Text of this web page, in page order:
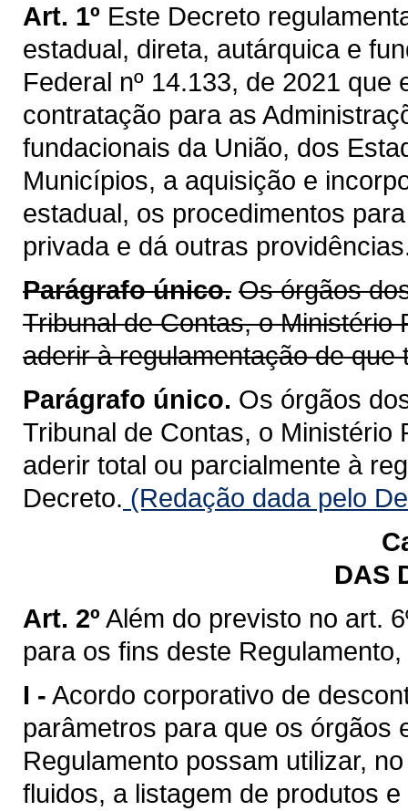
Art. 1º Este Decreto
estadual, direta, autárquica e
Federal nº 14.133, de 2021
contratação para as
fundacionais da União, dos
Municípios, a aquisição e
estadual, os procedimentos
privada e dá outras
Parágrafo único. Os órgãos
Tribunal de Contas, o Ministério
aderir à regulamentação de que
Parágrafo único. Os órgãos
Tribunal de Contas, o Ministério
aderir total ou parcialmente à
Decreto. (Redação dada pelo
DAS
Art. 2º Além do previsto no art.
para os fins deste
I - Acordo corporativo de
parâmetros para que os órgãos
Regulamento possam utilizar,
fluidos, a listagem de produtos